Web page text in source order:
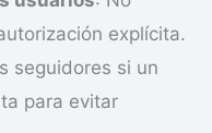
explícita.
seguidores si un
para evitar